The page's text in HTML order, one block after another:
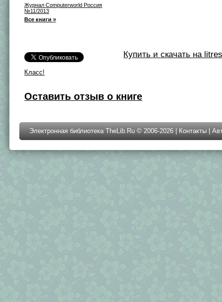
Журнал Computerworld Россия
№11/2013
Все книги »
Класс!
Купить и скачать на
Оставить отзыв о книге
Электронная библиотека TheLib.Ru © 2006-2026 | Контакты |